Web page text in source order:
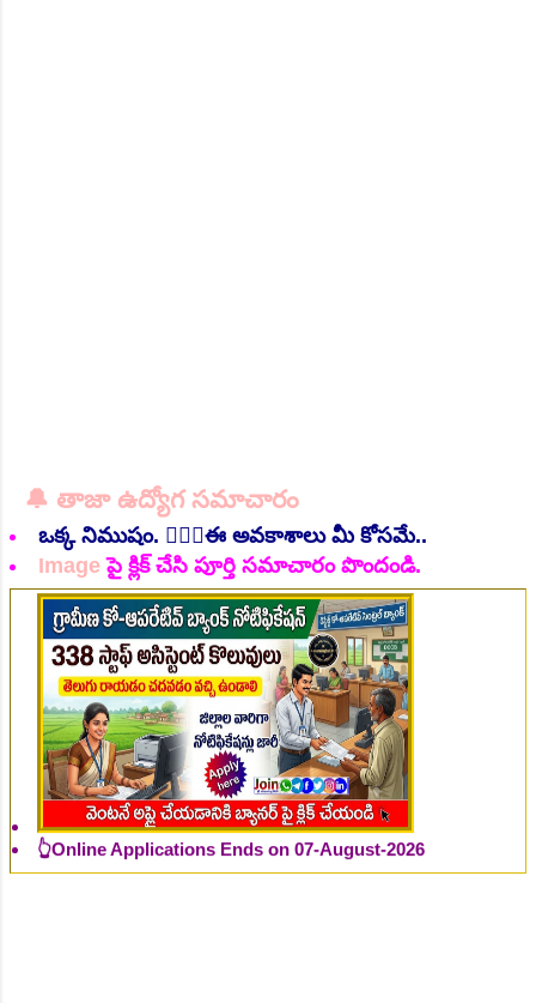
🔔 తాజా ఉద్యోగ సమాచారం
ఒక్క నిముషం. 💁🏻‍♂️ఈ అవకాశాలు మీ కోసమే..
Imageపై క్లిక్ చేసి పూర్తి సమాచారం పొందండి.
👆Online Applications Ends on 06-August-2026
👆Online Applications Ends on 07-August-2026